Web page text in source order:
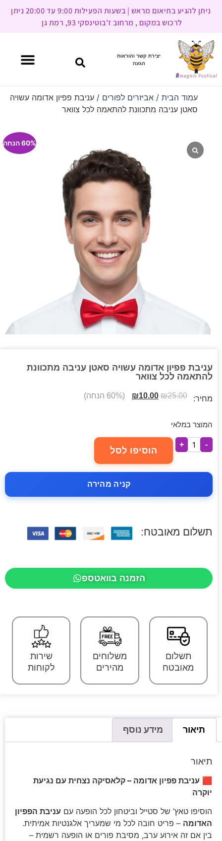
ניתן להגיע בתיאום מראש | בשעות הפעילות 9:00 עד 20:00 ניתן
לרכוש במקום , מרחוב ז’בוטינסקי 93, רמת גן
יצירת קשר והוראות
הגעה
עמוד הבית/ אביזרים לפורים / עניבת פפיון אדומה עשויה
סאטן עניבה מתכוונת להתאמה לכל צוואר
60% הנחה
עניבת פפיון אדומה עשויה סאטן עניבה מתכוונת
להתאמה לכל צוואר
מחיר: ₪25.00
₪10.00 (60% הנחה)
המוצר במלאי
-
+
הוסיפו לסל
קניה מהירה
תשלום מאובטח:
הזמנה בוואטספ
תשלום
מאובטח
משלוחים
מהירים
שירות
לקוחות
תיאור מידע נוסף
תיאור
🟥 עניבת פפיון אדומה – קלאסיקה נצחית עם נגיעת
יוקרה
הוסיפו טאץ’ של סטייל וביטחון לכל הופעה עם עניבת הפפיון
האדומה – פריט חובה לכל מי שמעריך אלגנטיות אמיתית.
בין אם זה אירוע ערב, מסיבת פורים או הופעה רשמית –